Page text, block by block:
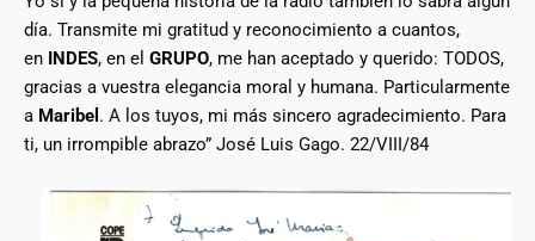
día. Transmite mi gratitud y reconocimiento a cuantos,
en INDES, en el GRUPO, me han aceptado y querido: TODOS,
gracias a vuestra elegancia moral y humana. Particularmente
a Maribel . A los tuyos, mi más sincero agradecimiento. Para
ti, un irrompible abrazo” José Luis Gago. 22/VIII/84